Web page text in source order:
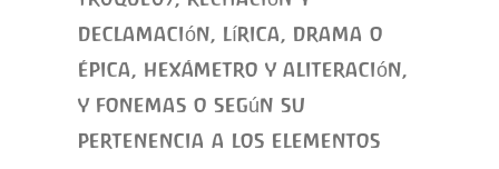
declamación, lírica, drama o
épica, hexámetro y aliteración,
y fonemas o según su
pertenencia a los elementos